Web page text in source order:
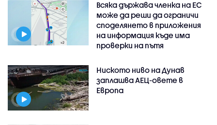
Всяка държава членка на ЕС
може да реши да ограничи
споделянето в приложения
на информация къде има
проверки на пътя
Ниското ниво на Дунав
заплашва АЕЦ-овете в
Европа